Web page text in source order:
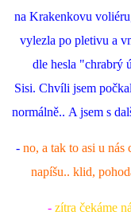
na Krakenkovu
vylezla po pletivu a
dle hesla "chrabrý
Sisi. Chvíli jsem
normálně.. A jsem s
- no, a tak to asi u nás
napíšu.. klid,
- zítra čekáme